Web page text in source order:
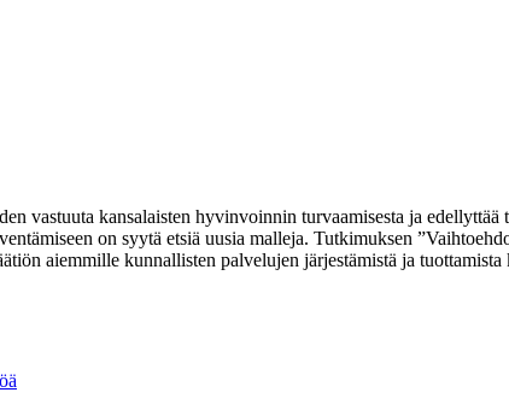
vastuuta kansalaisten hyvinvoinnin turvaamisesta ja
on syytä etsiä uusia malleja. Tutkimuksen
aiemmille kunnallisten palvelujen järjestämistä ja